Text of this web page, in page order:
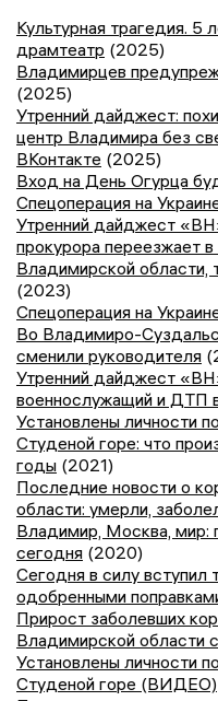
Культурная трагедия. 5
драмтеатр (2025)
Владимирцев
(2025)
Утренний дайджест:
центр Владимира без
ВКонтакте (2025)
Вход на День Огурца
Спецоперация на
Утренний дайджест
прокурора переезжает
Владимирской области,
(2023)
Спецоперация на
Во Владимиро-
сменили руководителя
Утренний дайджест
военнослужащий и ДТП
Установлены личности
Студеной горе: что
годы (2021)
Последние новости о
области: умерли,
Владимир, Москва, мир:
сегодня (2020)
Сегодня в силу вступил
одобренными
Прирост заболевших
Владимирской области
Установлены личности
Студеной горе (ВИДЕО)